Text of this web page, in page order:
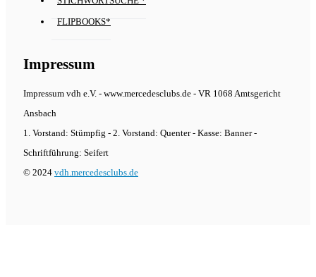
FLIPBOOKS*
Impressum
Impressum vdh e.V. - www.mercedesclubs.de - VR 1068 Amtsgericht
Ansbach
1. Vorstand: Stümpfig - 2. Vorstand: Quenter - Kasse: Banner -
Schriftführung: Seifert
© 2024 vdh.mercedesclubs.de